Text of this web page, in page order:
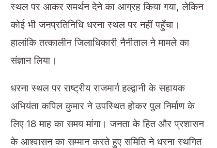
स्थल पर आकर समर्थन देने का आग्रह किया गया, लेकिन
कोई भी जनप्रतिनिधि धरना स्थल पर नहीं पहुँचा।
हालांकि तत्कालीन जिलाधिकारी नैनीताल ने मामले का
संज्ञान लिया।
धरना स्थल पर राष्ट्रीय राजमार्ग हल्द्वानी के सहायक
अभियंता कपिल कुमार ने उपस्थित होकर पुल निर्माण के
लिए 18 माह का समय मांगा। जनता के हित और प्रशासन
के आश्वासन का सम्मान करते हुए समिति ने धरना स्थगित